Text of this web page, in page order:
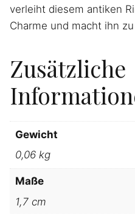
verleiht diesem antiken
Charme und macht ihn
Zusätzliche
Gewicht
0,06 kg
Maße
1,7 cm